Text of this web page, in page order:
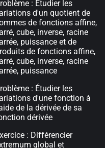
: Étudier les
d'un quotient de
de fonctions affine,
cube, inverse, racine
puissance et de
de fonctions affine,
cube, inverse, racine
puissance
: Étudier les
d'une fonction à
de la dérivée de sa
dérivée
: Différencier
global et